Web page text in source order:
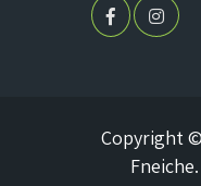
Copyright